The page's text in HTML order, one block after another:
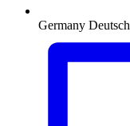
Germany Deutsch